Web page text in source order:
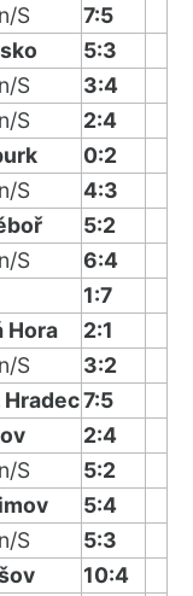
S
7:5
5:3
S
3:4
S
2:4
0:2
S
4:3
5:2
S
6:4
1:7
Hora
2:1
S
3:2
Hradec7:5
2:4
S
5:2
5:4
S
5:3
10:4